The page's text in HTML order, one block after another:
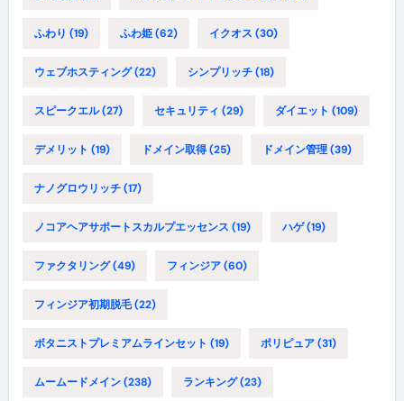
ふわり (19) ふわ姫(62) イクオス (30)
ウェブホスティング(22) シンプリッチ(18)
スピークエル(27) セキュリティ (29) ダイエット (109)
デメリット (19) ドメイン取得(25) ドメイン管理(39)
ナノグロウリッチ(17)
ノコアヘアサポートスカルプエッセンス (19) ハゲ(19)
ファクタリング(49) フィンジア(60)
フィンジア初期脱毛(22)
ボタニストプレミアムラインセット (19) ポリピュア(31)
ムームードメイン(238) ランキング(23)